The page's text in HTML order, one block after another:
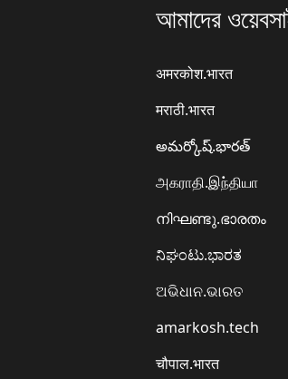
আমাদের
अमरकोश.भारत
मराठी.भारत
అమర్కోష్.భారత్
அகராதி.இந்தியா
നിഘണ്ടു.ഭാരതം
ನಿಘಂಟು.ಭಾರತ
ଅଭିଧାନ.ଭାରତ
amarkosh.tech
चौपाल.भारत